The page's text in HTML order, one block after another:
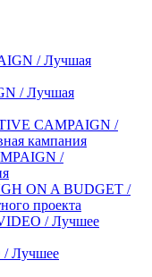
/ Лучшая
/ Лучшая
CAMPAIGN /
кампания
/
ON A BUDGET /
проекта
/ Лучшее
/ Лучшее